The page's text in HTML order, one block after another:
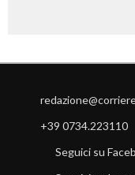
+39 0734.223110
Seguici su